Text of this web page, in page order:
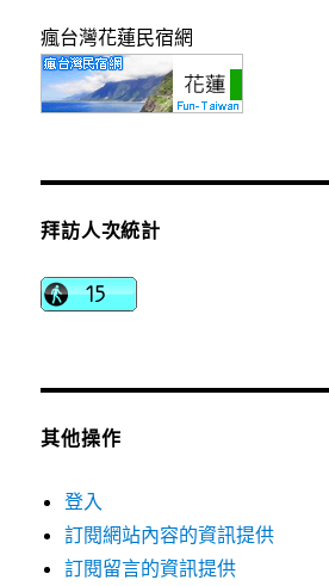
瘋台灣花蓮民宿網
拜訪人次統計
其他操作
登入
訂閱網站內容的資訊提供
訂閱留言的資訊提供